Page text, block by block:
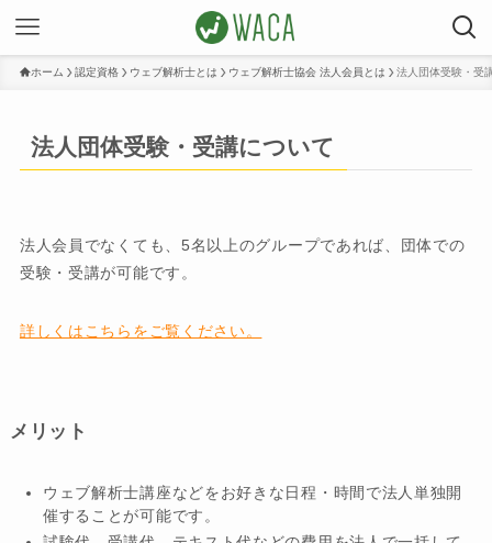
ホーム 認定資格 ウェブ解析士とは ウェブ解析士協会 法人会員とは 法人団体受験・受
法人団体受験・受講について
法人会員でなくても、5名以上のグループであれば、団体での
受験・受講が可能です。
詳しくはこちらをご覧ください。
メリット
ウェブ解析士講座などをお好きな日程・時間で法人単独開
催することが可能です。